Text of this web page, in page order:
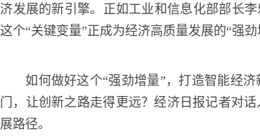
济发展的新引擎。正如工业和信息化部部长
这个“关键变量”正成为经济高质量发展的“强劲
如何做好这个“强劲增量”，打造智能经
门，让创新之路走得更远？经济日报记者对
展路径。